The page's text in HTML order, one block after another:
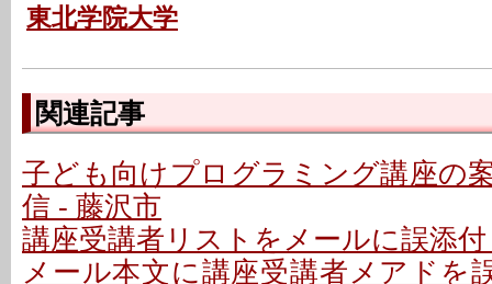
東北学院大学
関連記事
子ども向けプログラミング講座の
信 - 藤沢市
講座受講者リストをメールに誤添
メール本文に講座受講者メアドを